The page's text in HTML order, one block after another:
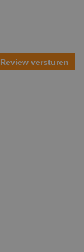
Review versturen